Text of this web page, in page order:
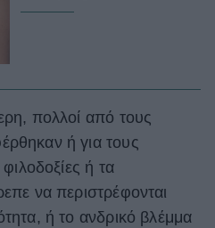
πολλοί από τους
ή για τους
ή τα
να περιστρέφονται
ή το ανδρικό βλέμμα